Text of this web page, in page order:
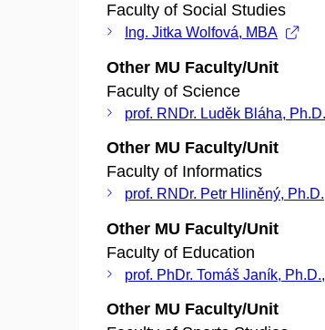
Faculty of Social Studies
Ing. Jitka Wolfová, MBA
Other MU Faculty/Unit
Faculty of Science
prof. RNDr. Luděk Bláha, Ph.D.
Other MU Faculty/Unit
Faculty of Informatics
prof. RNDr. Petr Hliněný, Ph.D.
Other MU Faculty/Unit
Faculty of Education
prof. PhDr. Tomáš Janík,
Other MU Faculty/Unit